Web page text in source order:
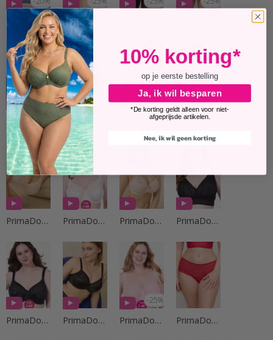
PrimaDonna Lingerie
-20% -25%
PrimaDonna Lingerie
PrimaDonna Lingerie PrimaDonna Lingerie PrimaDonna Lingerie PrimaDonna Lingerie
PrimaDonna Lingerie PrimaDonna Lingerie
-25%
PrimaDonna Lingerie PrimaDonna Lingerie
10% korting*
op je eerste bestelling
Ja, ik wil besparen
*De korting geldt alleen voor niet-
afgeprijsde artikelen.
Nee, ik wil geen korting